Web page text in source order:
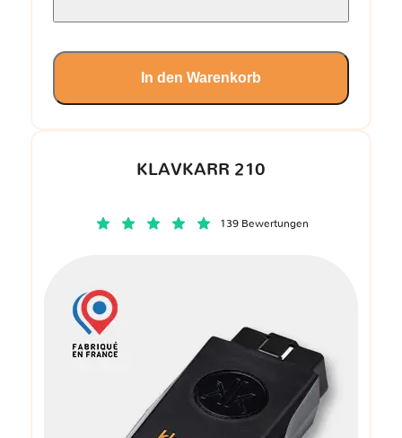
KLAVKARR 210
139 Bewertungen
In den Warenkorb